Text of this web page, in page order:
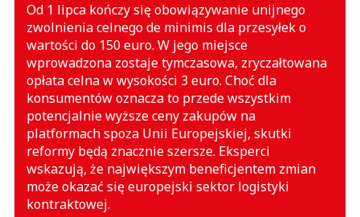
Od 1 lipca kończy się obowiązywanie unijnego
zwolnienia celnego de minimis dla przesyłek o
wartości do 150 euro. W jego miejsce
wprowadzona zostaje tymczasowa, zryczałtowana
opłata celna w wysokości 3 euro. Choć dla
konsumentów oznacza to przede wszystkim
potencjalnie wyższe ceny zakupów na
platformach spoza Unii Europejskiej, skutki
reformy będą znacznie szersze. Eksperci
wskazują, że największym beneficjentem zmian
może okazać się europejski sektor logistyki
kontraktowej.